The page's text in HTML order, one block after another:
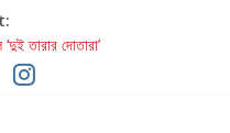
তারার দোতারা’
গল্প
উদযাপন